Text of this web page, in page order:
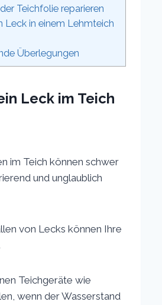
Teichfolie reparieren
Leck in einem Lehmteich
Überlegungen
Leck im Teich
im Teich können schwer
und unglaublich
von Lecks können Ihre
Teichgeräte wie
wenn der Wasserstand